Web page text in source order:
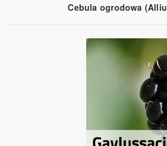
Cebula ogrodowa